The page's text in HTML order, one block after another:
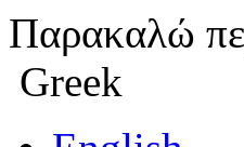
Παρακαλώ
Greek